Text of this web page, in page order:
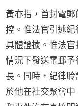
黃亦指，首封電
控。惟法官引述
具體證據。惟法
情況下發送電郵
長。同時，紀律
於他在社交聚會